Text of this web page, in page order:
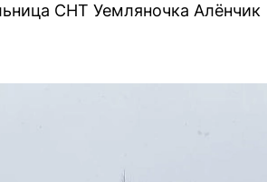
СНТ Уемляночка Алёнчик